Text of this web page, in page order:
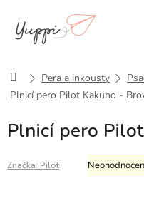
obsah
DomůPera a inkousty
Plnicí pero Pilot Kakuno -
Plnicí pero
Průměrné
hodnocení
Značka: Pilot